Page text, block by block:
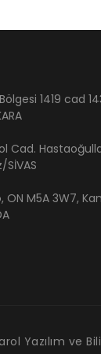
1419 cad
Cad.
SİVAS
M5A 3W7,
Yazılım ve